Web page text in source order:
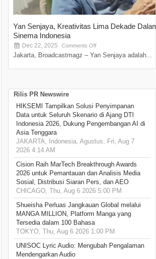
Yan Senjaya, Kreativitas Lima Dekade Dalam
Sinema Indonesia
Dec 22, 2025 Comments Off
Jakarta, Broadcastmagz – Yan Senjaya adalah...
Rilis PR Newswire
HIKSEMI Tampilkan Solusi Penyimpanan
Data untuk Seluruh Skenario di Ajang DTI
Indonesia 2026, Dukung Pengembangan AI di
Asia Tenggara
JAKARTA, Indonesia, Agustus, Fri, Aug 7
2026 4:14 AM
Cision Raih MarTech Breakthrough Awards
2026 untuk Pemantauan dan Analisis Media
Sosial, Distribusi Siaran Pers, dan AEO
CHICAGO, Thu, Aug 6 2026 5:00 PM
Shueisha Perluas Jangkauan Global melalui
MANGA MILLION, Platform Manga yang
Tersedia dalam 100 Bahasa
TOKYO, Thu, Aug 6 2026 1:00 PM
UNISOC Lyric Audio: Mengubah Pengalaman
Mendengarkan Audio